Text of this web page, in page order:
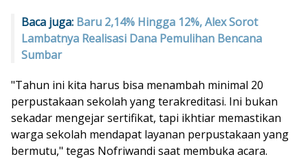
Baca juga: Baru 2,14% Hingga 12%, Alex Sorot
Lambatnya Realisasi Dana Pemulihan Bencana
Sumbar
"Tahun ini kita harus bisa menambah minimal 20
perpustakaan sekolah yang terakreditasi. Ini bukan
sekadar mengejar sertifikat, tapi ikhtiar memastikan
warga sekolah mendapat layanan perpustakaan yang
bermutu," tegas Nofriwandi saat membuka acara.